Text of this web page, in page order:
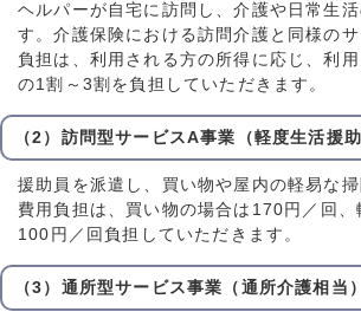
ヘルパーが自宅に訪問し、介護や日常生
す。介護保険における訪問介護と同様の
負担は、利用される方の所得に応じ、利
の1割～3割を負担していただきます。
（2）訪問型サービスA事業（軽度生活援助
援助員を派遣し、買い物や屋内の軽易な掃
費用負担は、買い物の場合は170円／回、
100円／回負担していただきます。
（3）通所型サービス事業（通所介護相当）